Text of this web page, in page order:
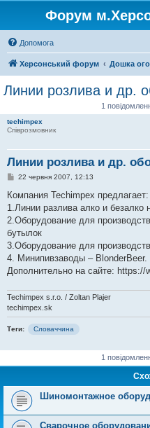
Форум
Допомога
Херсонський форум Дошка
Линии розлива и др.
1
techimpex
Співрозмовник
Линии розлива и др.
П
в
д
о
л
е
н
я
22 червня 2007, 12:13
Компания Techimpex предлагает:
1.Линии разлива алко и безалко
2.Оборудование для
бутылок
3.Оборудование для
4. Минипивзаводы –
Дополнительно на сайте: https://
Techimpex s.r.o. / Zoltan Plajer
techimpex.sk
Теги: Словаччина
1
Шиномонтажное
Сварочное